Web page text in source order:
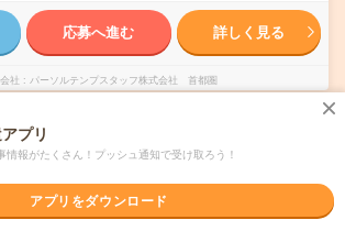
応募へ進む 詳しく見る
社 パーソルテンプスタッフ株式会社 首都圏
07
浜駅】Excel活かす×事務スキル
る＠人事総務
プリ
情報がたくさん！プッシュ通知で受け取ろう！
アプリをダウンロード